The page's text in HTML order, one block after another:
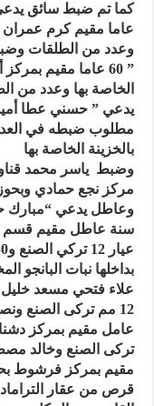
عاما مقيم كرم عمران
وعدد من الطلقات
” 60 عاما مقيم
الخاصة بها وعدد
مطلوب ضبطه في العديد
بالخزينة الخاصة بها
مركز نجع حمادي
سنة عاطل مقيم قسم
قرص من عقار